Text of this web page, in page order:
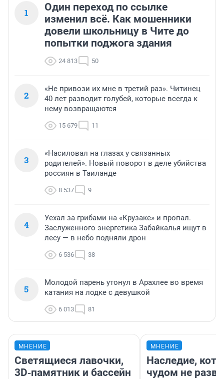
1
Один переход по ссылке
изменил всё. Как мошенники
довели школьницу в Чите до
попытки поджога здания
24 813 50
2
«Не привози их мне в третий раз». Читинец
40 лет разводит голубей, которые всегда к
нему возвращаются
15 679 11
3
«Насиловал на глазах у связанных
родителей». Новый поворот в деле убийства
россиян в Таиланде
8 537 9
4
Уехал за грибами на «Крузаке» и пропал.
Заслуженного энергетика Забайкалья ищут в
лесу — в небо подняли дрон
6 536 38
5
Молодой парень утонул в Арахлее во время
катания на лодке с девушкой
6 013 81
МНЕНИЕ
Светящиеся лавочки,
3D‑памятник и бассейн
МНЕНИЕ
Наследие,
чудом не